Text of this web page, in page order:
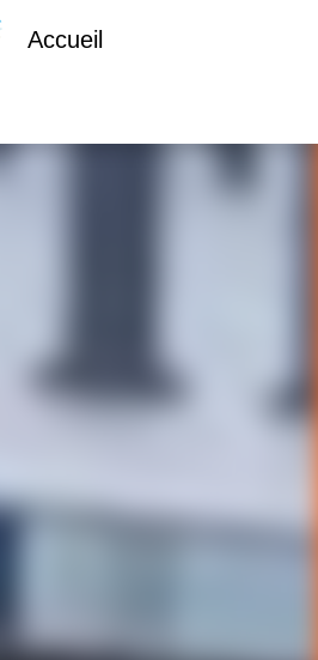
Accueil